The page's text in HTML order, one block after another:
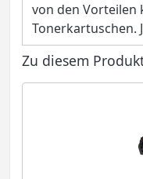
von den Vorteilen
Tonerkartuschen.
Zu diesem